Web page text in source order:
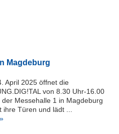
Magdeburg
April 2025 öffnet die
von 8.30 Uhr-16.00
der Messehalle 1 in Magdeburg
ihre Türen und lädt ...